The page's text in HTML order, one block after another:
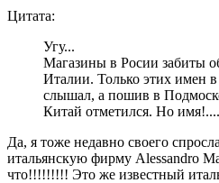
Цитата:
Угу...
Магазины в Росии забиты
Италии. Только этих имен
слышал, а пошив в
Китай отметился. Но
Да, я тоже недавно своего
итальянскую фирму Alessandro
что!!!!!!!!! Это же известный